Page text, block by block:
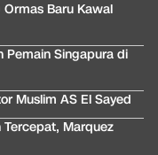
Baru Kawal
Pemain Singapura di
Muslim AS El Sayed
Tercepat, Marquez